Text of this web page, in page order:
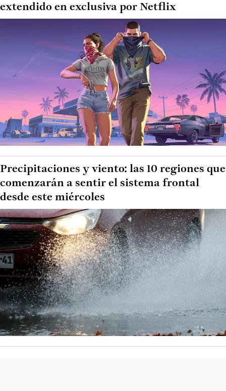
extendido en exclusiva por Netflix
Precipitaciones y viento: las 10 regiones que
comenzarán a sentir el sistema frontal
desde este miércoles